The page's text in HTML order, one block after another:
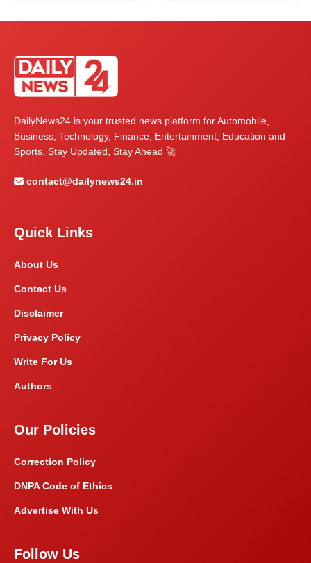
DailyNews24 is your trusted news platform for Automobile,
Business, Technology, Finance, Entertainment, Education and
Sports. Stay Updated, Stay Ahead 🚀
contact@dailynews24.in
Quick Links
About Us
Contact Us
Disclaimer
Privacy Policy
Write For Us
Authors
Our Policies
Correction Policy
DNPA Code of Ethics
Advertise With Us
Follow Us